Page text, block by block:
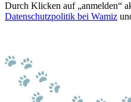
Durch Klicken auf „anmelden“
Datenschutzpolitik bei Wamiz